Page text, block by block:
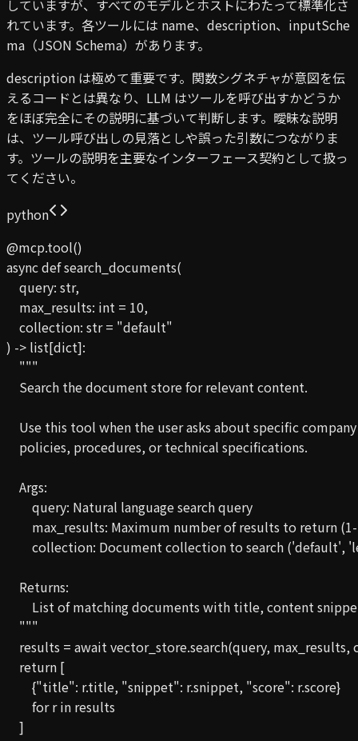
していますが、すべてのモデルとホストにわたって標準化さ
れています。各ツールには name、description、inputSche
ma（JSON Schema）があります。
description は極めて重要です。関数シグネチャが意図を伝
えるコードとは異なり、LLM はツールを呼び出すかどうか
をほぼ完全にその説明に基づいて判断します。曖昧な説明
は、ツール呼び出しの見落としや誤った引数につながりま
す。ツールの説明を主要なインターフェース契約として扱っ
てください。
python
@mcp.tool()
async def search_documents(
    query: str,
    max_results: int = 10,
    collection: str = "default"
) -> list[dict]:
    """
    Search the document store for relevant content.
Use this tool when the user asks about specific
    policies, procedures, or technical specifications.
    Args:
        query: Natural language search query
max_results: Maximum number of results to return
collection: Document collection to search ('default',
    Returns:
List of matching documents with title, content
    """
results = await vector_store.search(query, max_results,
    return [
        {"title": r.title, "snippet": r.snippet, "score": r.score}
        for r in results
    ]